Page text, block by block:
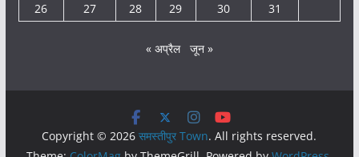
26
27 28 29 30 31
« अप्रैल जून »
Copyright © 2026समस्तीपुर Town. All rights reserved.